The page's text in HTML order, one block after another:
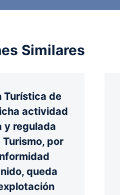
Similares
Turística de
actividad
y regulada
por
queda